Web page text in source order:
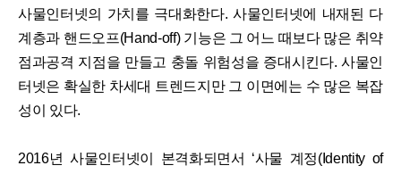
사물인터넷의 가치를 극대화한다. 사물인터넷에 내재된 다
계층과 핸드오프(Hand-off) 기능은 그 어느 때보다 많은 취약
점과공격 지점을 만들고 충돌 위험성을 증대시킨다. 사물인
터넷은 확실한 차세대 트렌드지만 그 이면에는 수 많은 복잡
성이 있다.
2016년 사물인터넷이 본격화되면서 ‘사물 계정(Identity of